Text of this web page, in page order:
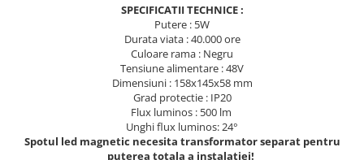
Iluminat camera copilului
Iluminat hol
SPECIFICATII TECHNICE :
Putere : 5W
Durata viata : 40.000 ore
Culoare rama : Negru
Tensiune alimentare : 48V
Dimensiuni : 158x145x58 mm
Grad protectie : IP20
Flux luminos : 500 lm
Unghi flux luminos: 24°
Spotul led magnetic necesita transformator separat pentru
puterea totala a instalatiei!